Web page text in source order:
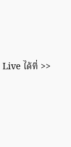
ได้ที่ >>